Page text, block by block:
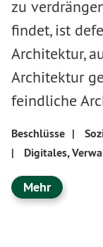
zu
findet, ist
Architektur,
Architektur
feindliche
Beschlüsse |
|
Digitales,
Mehr